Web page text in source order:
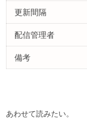
更新間隔
配信管理者
備考
あわせて読みたい。